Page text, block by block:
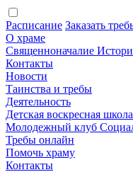
Расписание Заказать
О храме
Священноначалие
Контакты
Новости
Таинства и требы
Деятельность
Детская воскресная школа
Молодежный клуб
Требы онлайн
Помочь храму
Контакты